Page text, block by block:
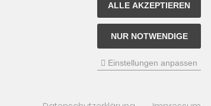
ALLE AKZEPTIEREN
NUR NOTWENDIGE
Einstellungen anpassen